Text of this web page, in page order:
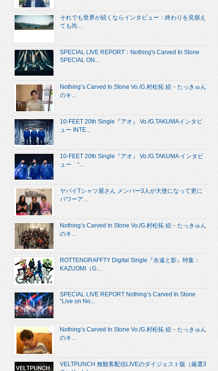
それでも世界が続くならインタビュー：終わりを見据え
ても尚...
SPECIAL LIVE REPORT：Nothing's Carved In Stone
SPECIAL ON...
Nothing’s Carved In Stone Vo./G.村松拓 続・たっきゅん
のキ...
10-FEET 20th Single『アオ』 Vo./G.TAKUMAインタビ
ュー INTE...
10-FEET 20th Single『アオ』 Vo./G.TAKUMA インタビ
ュー “...
ヤバイTシャツ屋さん メンバー3人が大使になって更に
パワーア...
Nothing’s Carved In Stone Vo./G.村松拓 続・たっきゅん
のキ...
ROTTENGRAFFTY Digital Single『永遠と影』特集：
KAZUOMI（G....
SPECIAL LIVE REPORT Nothing’s Carved In Stone
“Live on No...
Nothing’s Carved In Stone Vo./G.村松拓 続・たっきゅん
のキ...
VELTPUNCH 無観客配信LIVEのダイジェスト版（厳選3